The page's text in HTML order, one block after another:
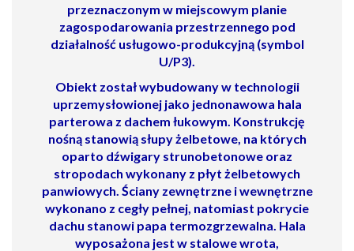
przeznaczonym w miejscowym planie
zagospodarowania przestrzennego pod
działalność usługowo-produkcyjną (symbol
U/P3).
Obiekt został wybudowany w technologii
uprzemysłowionej jako jednonawowa hala
parterowa z dachem łukowym. Konstrukcję
nośną stanowią słupy żelbetowe, na których
oparto dźwigary strunobetonowe oraz
stropodach wykonany z płyt żelbetowych
panwiowych. Ściany zewnętrzne i wewnętrzne
wykonano z cegły pełnej, natomiast pokrycie
dachu stanowi papa termozgrzewalna. Hala
wyposażona jest w stalowe wrota,